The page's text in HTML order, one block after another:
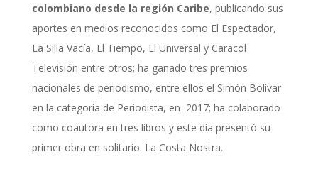
colombiano desde la región Caribe, publicando sus
aportes en medios reconocidos como El Espectador,
La Silla Vacía, El Tiempo, El Universal y Caracol
Televisión entre otros; ha ganado tres premios
nacionales de periodismo, entre ellos el Simón Bolívar
en la categoría de Periodista, en 2017; ha colaborado
como coautora en tres libros y este día presentó su
primer obra en solitario: La Costa Nostra.